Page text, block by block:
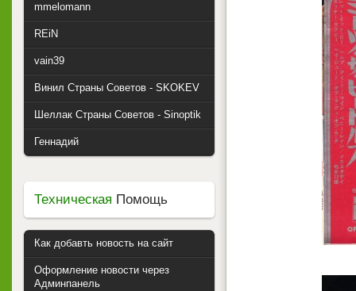
mmelomann
REiN
vain39
Винил Страны Советов - SKOKEV
Шеллак Страны Советов - Sinoptik
Геннадий
Техническая Помощь
Как добавть новость на сайт
Оформление новости через
Админпанель